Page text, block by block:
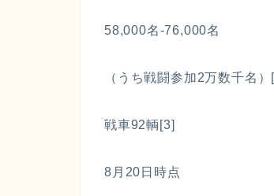
58,000名-76,000名
（うち戦闘参加2万数千名）
戦車92輌[3]
8月20日時点